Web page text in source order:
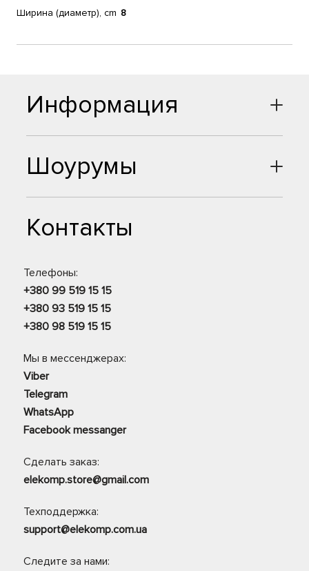
Ширина (диаметр), cm 8
Шоурумы
Контакты
Телефоны:
+380 99 519 15 15
+380 93 519 15 15
+380 98 519 15 15
Мы в мессенджерах:
Viber
Telegram
WhatsApp
Facebook messanger
Сделать заказ:
elekomp.store@gmail.com
Техподдержка:
support@elekomp.com.ua
Следите за нами:
Информация